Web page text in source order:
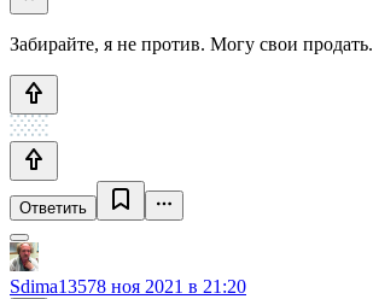
Забирайте, я не против. Могу свои продать.
Ответить
Sdima13578 ноя 2021 в 21:20